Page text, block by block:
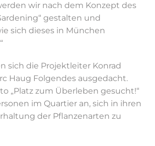
wir nach dem Konzept des
gestalten und
sich dieses in München
sich die Projektleiter Konrad
Haug Folgendes ausgedacht.
„Platz zum Überleben gesucht!“
im Quartier an, sich in ihren
der Pflanzenarten zu